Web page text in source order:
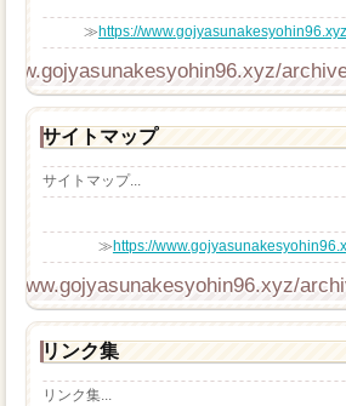
≫https://
サイトマップ
サイトマップ...
≫https://
www.gojyasunakesyohin96.xyz/
リンク集
リンク集...